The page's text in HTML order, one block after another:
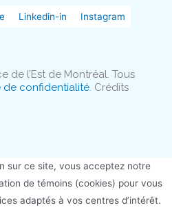
Linkedin-in Instagram
de l’Est de Montréal. Tous
de confidentialité. Crédits
sur ce site, vous acceptez notre
de témoins (cookies) pour vous
adaptés à vos centres d’intérêt.